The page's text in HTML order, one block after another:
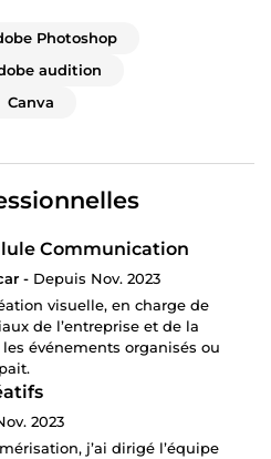
Photoshop
audition
Canva
Communication
- Depuis Nov. 2023
visuelle, en charge de
de l’entreprise et de la
événements organisés ou
2023
j’ai dirigé l’équipe